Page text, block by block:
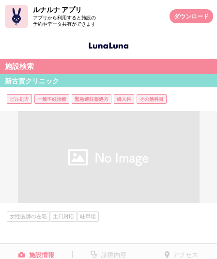
ルナルナ アプリ
アプリから利用すると施設の
予約やデータ共有ができます
ダウンロード
施設検索
新古賀クリニック
ピル処方 一般不妊治療 緊急避妊薬処方 婦人科 その他科目
女性医師の在籍 土日対応 駐車場
施設情報 診療内容 アクセス